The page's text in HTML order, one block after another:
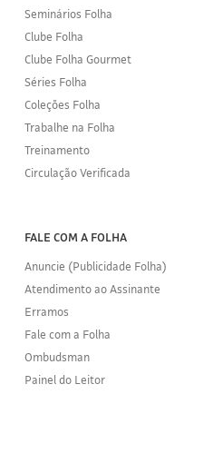
Seminários Folha
Clube Folha
Clube Folha Gourmet
Séries Folha
Coleções Folha
Trabalhe na Folha
Treinamento
Circulação Verificada
FALE COM A FOLHA
Anuncie (Publicidade Folha)
Atendimento ao Assinante
Erramos
Fale com a Folha
Ombudsman
Painel do Leitor